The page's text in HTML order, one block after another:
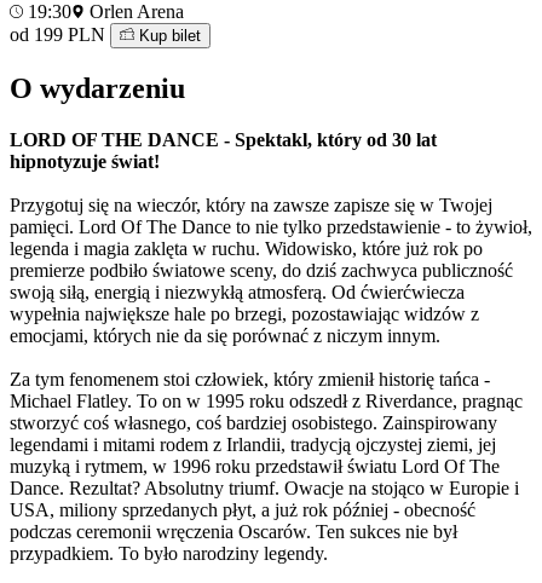
19:30
Orlen Arena
od 199 PLN
Kup bilet
O wydarzeniu
LORD OF THE DANCE - Spektakl, który od 30 lat
hipnotyzuje świat!
Przygotuj się na wieczór, który na zawsze zapisze się w Twojej
pamięci. Lord Of The Dance to nie tylko przedstawienie - to żywioł,
legenda i magia zaklęta w ruchu. Widowisko, które już rok po
premierze podbiło światowe sceny, do dziś zachwyca publiczność
swoją siłą, energią i niezwykłą atmosferą. Od ćwierćwiecza
wypełnia największe hale po brzegi, pozostawiając widzów z
emocjami, których nie da się porównać z niczym innym.
Za tym fenomenem stoi człowiek, który zmienił historię tańca -
Michael Flatley. To on w 1995 roku odszedł z Riverdance, pragnąc
stworzyć coś własnego, coś bardziej osobistego. Zainspirowany
legendami i mitami rodem z Irlandii, tradycją ojczystej ziemi, jej
muzyką i rytmem, w 1996 roku przedstawił światu Lord Of The
Dance. Rezultat? Absolutny triumf. Owacje na stojąco w Europie i
USA, miliony sprzedanych płyt, a już rok później - obecność
podczas ceremonii wręczenia Oscarów. Ten sukces nie był
przypadkiem. To było narodziny legendy.